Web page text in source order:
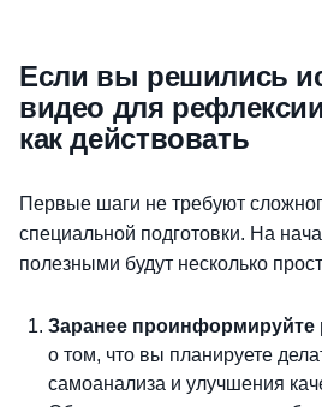
Если вы решились
видео для
как действовать
Первые шаги не требуют
специальной подготовки. На
полезными будут несколько
Заранее проинформируйте
о том, что вы планируете
самоанализа и улучшения